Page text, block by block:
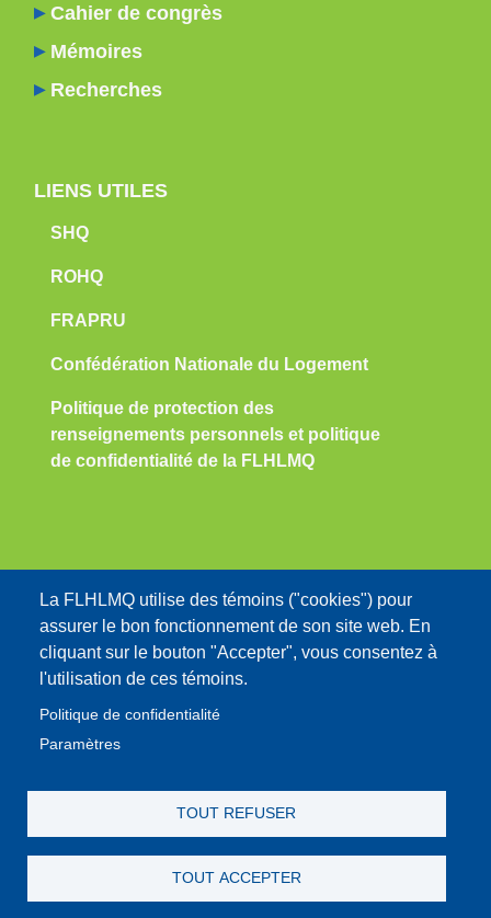
Cahier de congrès
Mémoires
Recherches
LIENS UTILES
SHQ
ROHQ
FRAPRU
Confédération Nationale du Logement
Politique de protection des
renseignements personnels et politique
de confidentialité de la FLHLMQ
Nous contacter:
info@flhlmq.com
MENU DU COMPTE DE L'UTILISATEUR
La FLHLMQ utilise des témoins ("cookies") pour
assurer le bon fonctionnement de son site web. En
cliquant sur le bouton "Accepter", vous consentez à
l'utilisation de ces témoins.
Politique de confidentialité
Paramètres
TOUT REFUSER
TOUT ACCEPTER